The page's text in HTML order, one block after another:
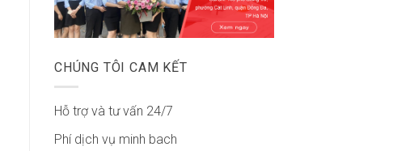
CHÚNG TÔI CAM KẾT
Hỗ trợ và tư vấn 24/7
Phí dịch vụ minh bach